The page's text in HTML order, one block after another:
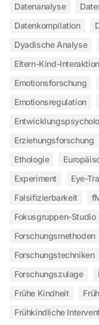
Datenanalyse
Datenkompilation
Dyadische Analyse
Eltern-Kind-Interaktion
Emotionsforschung
Emotionsregulation
Erziehungsforschung
Ethologie
Experiment
Eye-
Falsifizierbarkeit
Fokusgruppen-Studio
Forschungsmethoden
Forschungstechniken
Forschungszulage
Frühe Kindheit
Frühkindliche